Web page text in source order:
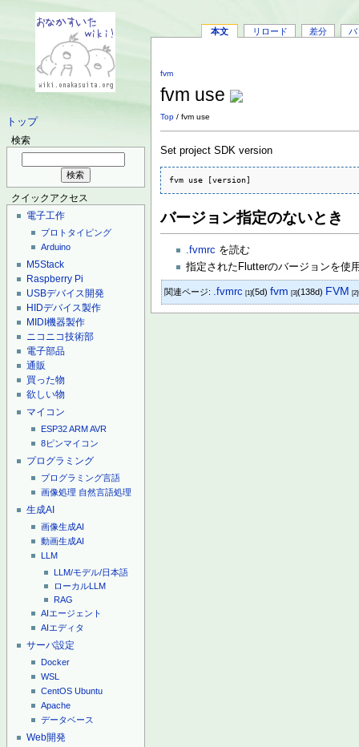
トップ
検索
クイックアクセス
電子工作
プロトタイピング
Arduino
M5Stack
Raspberry Pi
USBデバイス開発
HIDデバイス製作
MIDI機器製作
ニコニコ技術部
電子部品
通販
買った物
欲しい物
マイコン
ESP32ARMAVR
8ピンマイコン
プログラミング
プログラミング言語
画像処理 自然言語処理
生成AI
画像生成AI
動画生成AI
LLM
LLM/モデル/日本語
ローカルLLM
RAG
AIエージェント
AIエディタ
サーバ設定
Docker
WSL
CentOS Ubuntu
Apache
データベース
Web開発
本文 リロード 差分 バ
fvm
fvm use
Top / fvm use
Set project SDK version
fvm use [version]
バージョン指定のないとき
.fvmrc を読む
指定されたFlutterのバージョンを使
関連ページ: .fvmrc [1](5d)fvm [3](138d) FVM [2]